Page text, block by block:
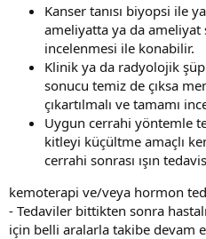
Kanser tanısı biyopsi ile
ameliyatta ya da ameliyat
incelenmesi ile konabilir.
Klinik ya da radyolojik
sonucu temiz de çıksa
çıkartılmalı ve tamamı
Uygun cerrahi yöntemle
kitleyi küçültme amaçlı
cerrahi sonrası ışın
kemoterapi ve/veya hormon
- Tedaviler bittikten sonra
için belli aralarla takibe devam